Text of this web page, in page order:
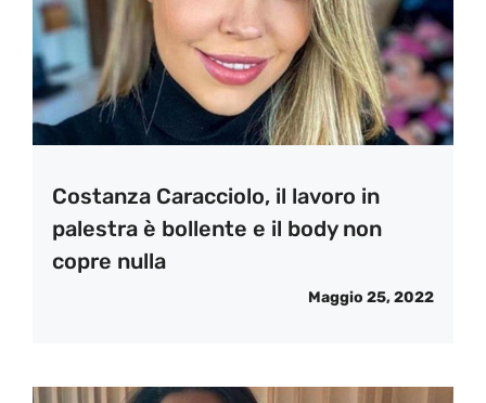
Costanza Caracciolo, il lavoro in
palestra è bollente e il body non
copre nulla
Maggio 25, 2022